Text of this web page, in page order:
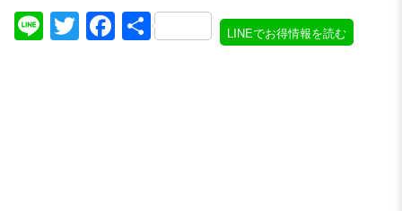
LineTwitter
Facebook
共
有
LINEでお得情報を読む